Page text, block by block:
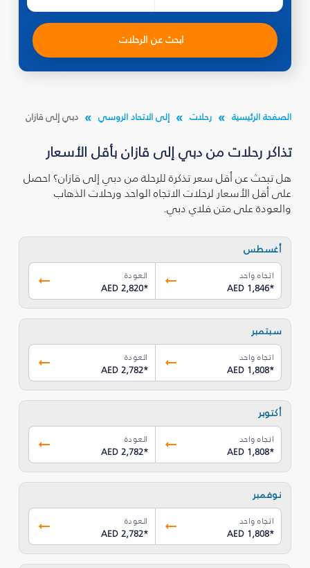
ابحث عن الرحلات
الصفحة الرئيسية رحلات إلى الاتحاد الروسي دبي إلى قازان
تذاكر رحلات من دبي إلى قازان بأقل الأسعار
هل تبحث عن أقل سعر تذكرة للرحلة من دبي إلى قازان؟ احصل
على أقل الأسعار لرحلات الاتجاه الواحد ورحلات الذهاب
والعودة على متن فلاي دبي.
أغسطس
اتجاه واحد
AED 1,846*
العودة
AED 2,820*
سبتمبر
اتجاه واحد
AED 1,808*
العودة
AED 2,782*
أكتوبر
اتجاه واحد
AED 1,808*
العودة
AED 2,782*
نوفمبر
اتجاه واحد
AED 1,808*
العودة
AED 2,782*